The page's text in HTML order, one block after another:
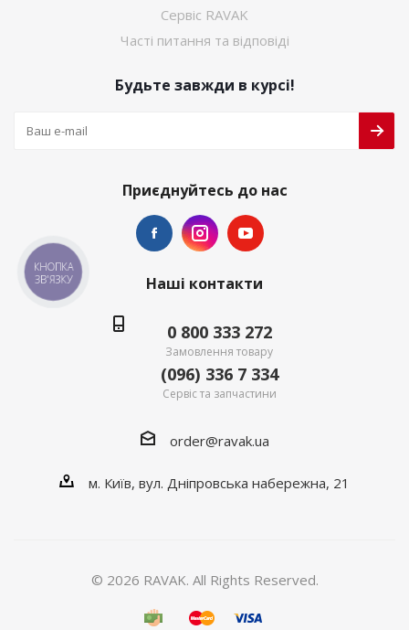
Сервіс RAVAK
Часті питання та відповіді
Будьте завжди в курсі!
Приєднуйтесь до нас
Наші контакти
0 800 333 272
Замовлення товару
(096) 336 7 334
Сервіс та запчастини
order@ravak.ua
м. Київ, вул. Дніпровська набережна, 21
© 2026 RAVAK. All Rights Reserved.
КНОПКА
ЗВ'ЯЗКУ